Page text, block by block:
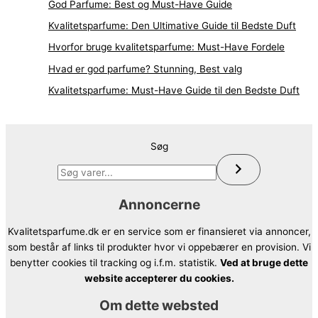
God Parfume: Best og Must-Have Guide
Kvalitetsparfume: Den Ultimative Guide til Bedste Duft
Hvorfor bruge kvalitetsparfume: Must-Have Fordele
Hvad er god parfume? Stunning, Best valg
Kvalitetsparfume: Must-Have Guide til den Bedste Duft
Søg
Annoncerne
Kvalitetsparfume.dk er en service som er finansieret via annoncer,
som består af links til produkter hvor vi oppebærer en provision. Vi
benytter cookies til tracking og i.f.m. statistik. Ved at bruge dette
website accepterer du cookies.
Om dette websted